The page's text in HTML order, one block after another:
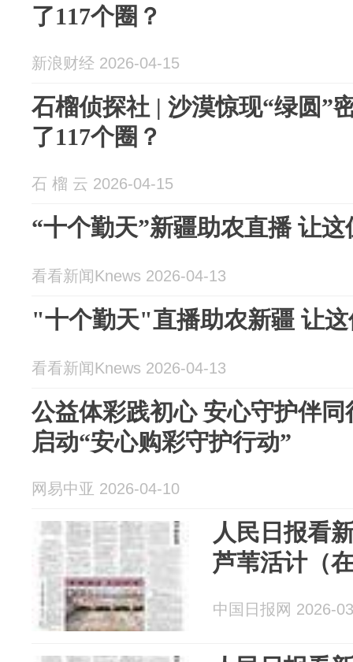
了117个圈？
新浪财经 2026-04-15
石榴侦探社 | 沙漠惊现“绿圆”
了117个圈？
石 榴 云 2026-04-15
“十个勤天”新疆助农直播 让
看看新闻Knews 2026-04-13
"十个勤天"直播助农新疆 让
看看新闻Knews 2026-04-13
公益体彩践初心 安心守护伴
启动“安心购彩守护行动”
网易中亚 2026-04-10
人民日报看
芦苇活计（
中国日报网 2026-